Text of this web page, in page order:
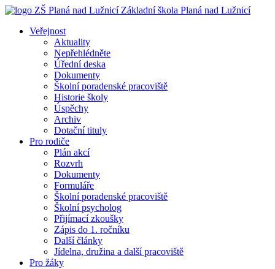
Základní škola Planá nad Lužnicí
Veřejnost
Aktuality
Nepřehlédněte
Úřední deska
Dokumenty
Školní poradenské pracoviště
Historie školy
Úspěchy
Archiv
Dotační tituly
Pro rodiče
Plán akcí
Rozvrh
Dokumenty
Formuláře
Školní poradenské pracoviště
Školní psycholog
Přijímací zkoušky
Zápis do 1. ročníku
Další články
Jídelna, družina a další pracoviště
Pro žáky